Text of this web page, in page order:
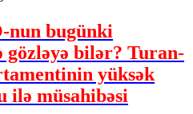
nun bugünki
gözləyə bilər? Turan-
yüksək
ilə müsahibəsi